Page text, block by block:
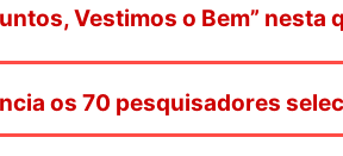
Vestimos o Bem” nesta
os 70 pesquisadores